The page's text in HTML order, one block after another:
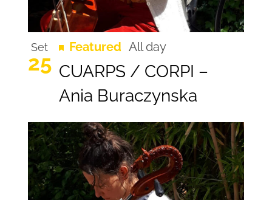
Set
25
Featured All day
CUARPS / CORPI –
Ania Buraczynska